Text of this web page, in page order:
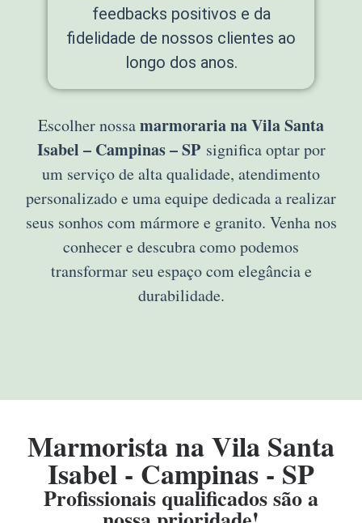
feedbacks positivos e da
fidelidade de nossos clientes ao
longo dos anos.
Escolher nossamarmoraria na Vila Santa
Isabel – Campinas – SPsignifica optar por
um serviço de alta qualidade, atendimento
personalizado e uma equipe dedicada a realizar
seus sonhos com mármore e granito. Venha nos
conhecer e descubra como podemos
transformar seu espaço com elegância e
durabilidade.
Marmorista na Vila Santa
Isabel - Campinas - SP
Profissionais qualificados são a